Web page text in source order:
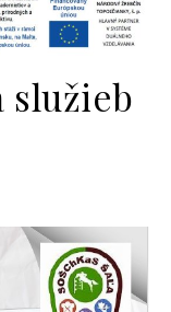
služieb